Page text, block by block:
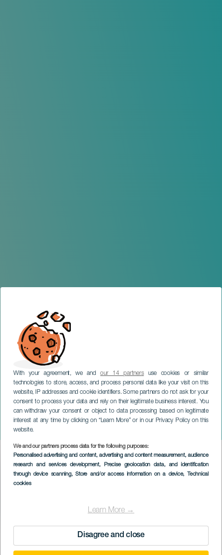
With your agreement, we andour 14 partnersuse cookies or similar
technologies to store, access, and process personal data like your visit on this
website, IP addresses and cookie identifiers. Some partners do not ask for your
consent to process your data and rely on their legitimate business interest. You
can withdraw your consent or object to data processing based on legitimate
interest at any time by clicking on “Learn More” or in our Privacy Policy on this
website.
We and our partners process data for the following purposes:
Personalised advertising and content, advertising and content measurement, audience
research and services development, Precise geolocation data, and identification
through device scanning, Store and/or access information on a device, Technical
cookies
Learn More →
Disagree and close
V Festival Encounter of
Culture and Human Rights
GRAN CANARIA
Imagen
Listado
EVENEMANGET HÅLLS